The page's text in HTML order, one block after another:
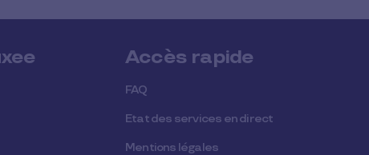
Accès rapide
FAQ
Etat des services en direct
Mentions légales